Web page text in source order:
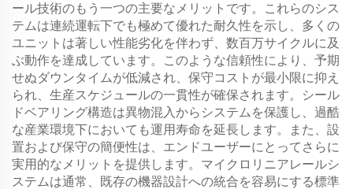
ール技術のもう一つの主要なメリットです。これらのシス
テムは連続運転下でも極めて優れた耐久性を示し、多くの
ユニットは著しい性能劣化を伴わず、数百万サイクルに及
ぶ動作を達成しています。このような信頼性により、予期
せぬダウンタイムが低減され、保守コストが最小限に抑え
られ、生産スケジュールの一貫性が確保されます。シール
ドベアリング構造は異物混入からシステムを保護し、過酷
な産業環境下においても運用寿命を延長します。また、設
置および保守の簡便性は、エンドユーザーにとってさらに
実用的なメリットを提供します。マイクロリニアレールシ
ステムは通常、既存の機器設計への統合を容易にする標準